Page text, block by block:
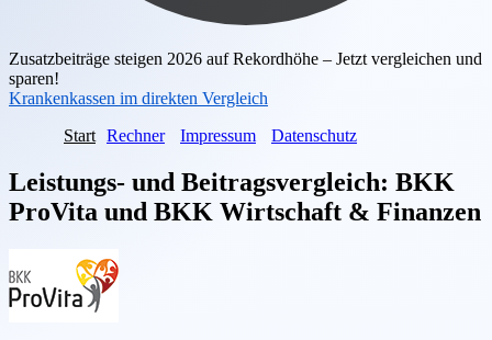
Zusatzbeiträge steigen 2026 auf Rekordhöhe – Jetzt vergleichen und
sparen!
Krankenkassen im direkten Vergleich
Start Rechner Impressum Datenschutz
Leistungs- und Beitragsvergleich: BKK
ProVita und BKK Wirtschaft & Finanzen